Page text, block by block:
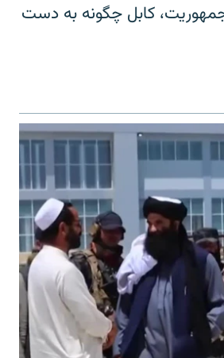
جمهوریت، کابل چگونه به دست